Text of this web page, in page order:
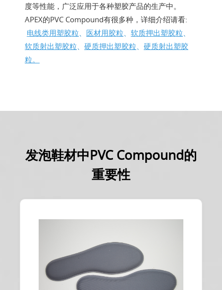
度等性能，广泛应用于各种塑胶产品的生产中。
APEX的PVC Compound有很多种，详细介绍请看:
电线类用塑胶粒
医材用胶粒 软质押出塑胶粒
软质射出塑胶粒
硬质押出塑胶粒
硬质射出塑胶
粒。
发泡鞋材中PVC Compound的
重要性